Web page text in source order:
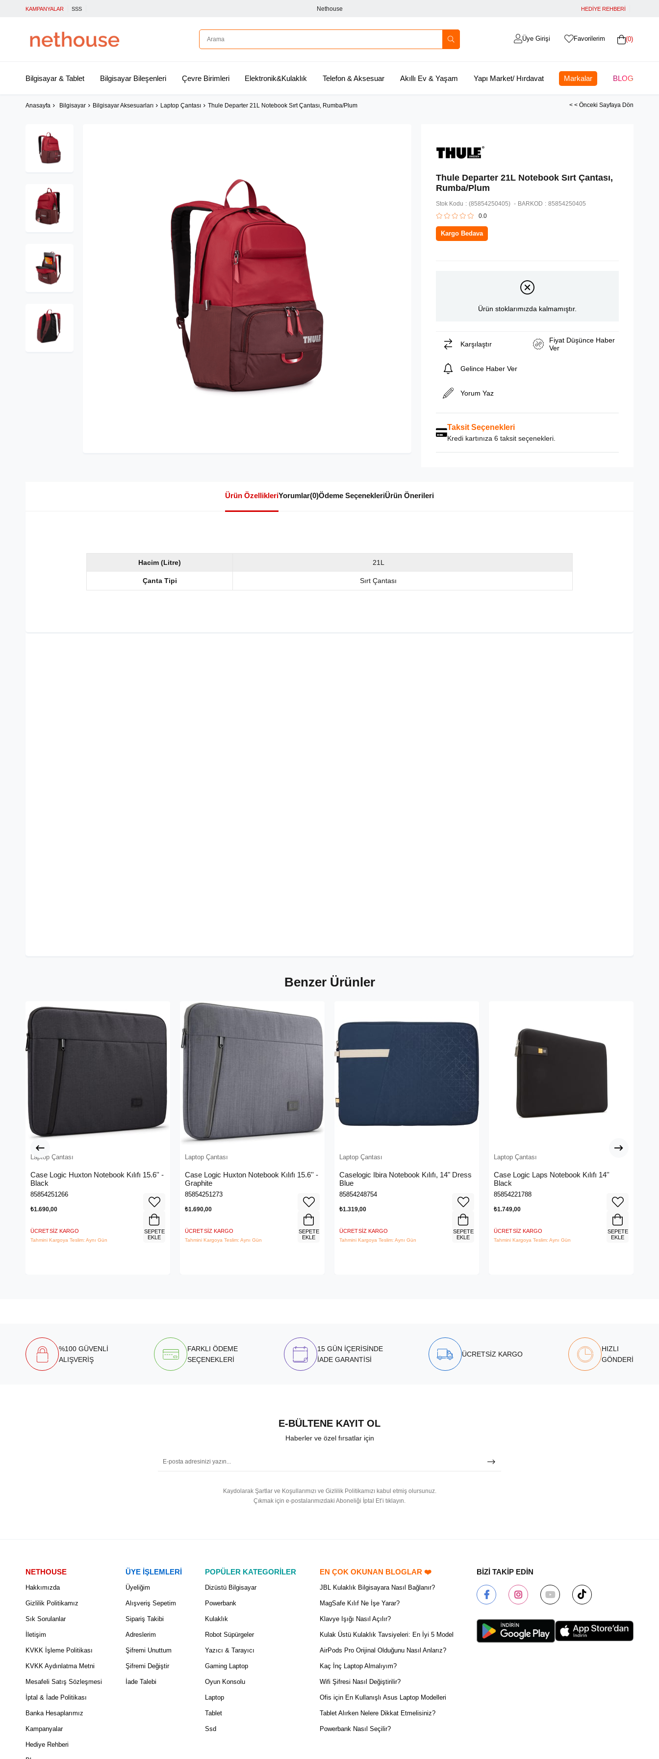
KAMPANYALAR SSS Nethouse HEDİYE REHBERİ
0
Favorilerim
Üye Girişi
Bilgisayar & Tablet Bilgisayar Bileşenleri Çevre Birimleri Elektronik&Kulaklık Telefon & Aksesuar Akıllı Ev & Yaşam Yapı Market/ Hırdavat Markalar BLOG
Anasayfa Bilgisayar Bilgisayar Aksesuarları Laptop Çantası Thule Departer 21L Notebook Sırt Çantası, Rumba/Plum < < Önceki Sayfaya Dön
Thule Departer 21L Notebook Sırt Çantası,
Rumba/Plum
Stok Kodu (85854250405) BARKOD : 85854250405
0.0
Kargo Bedava
Ürün stoklarımızda kalmamıştır.
Karşılaştır
Fiyat Düşünce Haber
Ver
Gelince Haber Ver
Yorum Yaz
Taksit Seçenekleri
Kredi kartınıza 6 taksit seçenekleri.
Ürün ÖzellikleriYorumlar(0)Ödeme SeçenekleriÜrün Önerileri
Hacim (Litre) 21L
Çanta Tipi Sırt Çantası
Benzer Ürünler
Laptop Çantası
Case Logic Huxton Notebook Kılıfı 15.6'' -
Black
85854251266
₺1.690,00
ÜCRETSIZ KARGO
Tahmini Kargoya Teslim: Aynı Gün
SEPETE
EKLE
Laptop Çantası
Case Logic Huxton Notebook Kılıfı 15.6'' -
Graphite
85854251273
₺1.690,00
ÜCRETSIZ KARGO
Tahmini Kargoya Teslim: Aynı Gün
SEPETE
EKLE
Laptop Çantası
Caselogic Ibira Notebook Kılıfı, 14" Dress
Blue
85854248754
₺1.319,00
ÜCRETSIZ KARGO
Tahmini Kargoya Teslim: Aynı Gün
SEPETE
EKLE
Laptop Çantası
Case Logic Laps Notebook Kılıfı 14''
Black
85854221788
₺1.749,00
ÜCRETSIZ KARGO
Tahmini Kargoya Teslim: Aynı Gün
SEPETE
EKLE
%100 GÜVENLİ
ALIŞVERİŞ
FARKLI ÖDEME
SEÇENEKLERİ
15 GÜN İÇERİSİNDE
İADE GARANTİSİ
ÜCRETSİZ KARGO
HIZLI
GÖNDERİ
E-BÜLTENE KAYIT OL
Haberler ve özel fırsatlar için
Kaydolarak Şartlar ve Koşullarımızı ve Gizlilik Politikamızı kabul etmiş olursunuz.
Çıkmak için e-postalarımızdaki Aboneliği İptal Et’i tıklayın.
NETHOUSE
Hakkımızda
Gizlilik Politikamız
Sık Sorulanlar
İletişim
KVKK İşleme Politikası
KVKK Aydınlatma Metni
Mesafeli Satış Sözleşmesi
İptal & İade Politikası
Banka Hesaplarımız
Kampanyalar
Hediye Rehberi
ÜYE İŞLEMLERİ
Üyeliğim
Alışveriş Sepetim
Sipariş Takibi
Adreslerim
Şifremi Unuttum
Şifremi Değiştir
İade Talebi
POPÜLER KATEGORİLER
Dizüstü Bilgisayar
Powerbank
Kulaklık
Robot Süpürgeler
Yazıcı & Tarayıcı
Gaming Laptop
Oyun Konsolu
Laptop
Tablet
Ssd
EN ÇOK OKUNAN BLOGLAR ❤️
JBL Kulaklık Bilgisayara Nasıl Bağlanır?
MagSafe Kılıf Ne İşe Yarar?
Klavye Işığı Nasıl Açılır?
Kulak Üstü Kulaklık Tavsiyeleri: En İyi 5 Model
AirPods Pro Orijinal Olduğunu Nasıl Anlarız?
Kaç İnç Laptop Almalıyım?
Wifi Şifresi Nasıl Değiştirilir?
Ofis için En Kullanışlı Asus Laptop Modelleri
Tablet Alırken Nelere Dikkat Etmelisiniz?
Powerbank Nasıl Seçilir?
BİZİ TAKİP EDİN